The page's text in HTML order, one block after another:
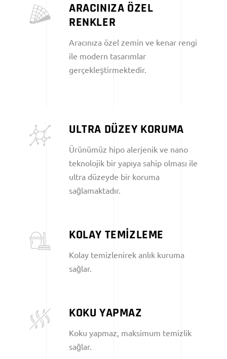
ARACINIZA ÖZEL
RENKLER
Aracınıza özel zemin ve kenar rengi
ile modern tasarımlar
gerçekleştirmektedir.
ULTRA DÜZEY KORUMA
Ürünümüz hipo alerjenik ve nano
teknolojik bir yapıya sahip olması ile
ultra düzeyde bir koruma
sağlamaktadır.
KOLAY TEMİZLEME
Kolay temizlenirek anlık kuruma
sağlar.
KOKU YAPMAZ
Koku yapmaz, maksimum temizlik
sağlar.